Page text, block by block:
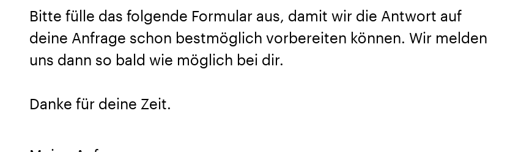
Bitte fülle das folgende Formular aus, damit wir die Antwort auf
deine Anfrage schon bestmöglich vorbereiten können. Wir melden
uns dann so bald wie möglich bei dir.
Danke für deine Zeit.